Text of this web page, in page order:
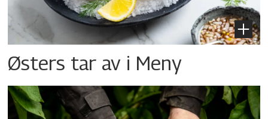
Østers tar av i Meny